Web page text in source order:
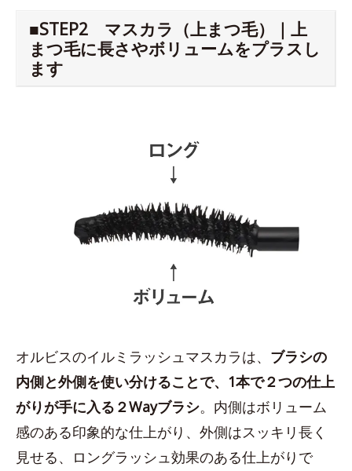
■STEP2 マスカラ（上まつ毛）｜上
まつ毛に長さやボリュームをプラスし
ます
オルビスのイルミラッシュマスカラは、 ブラシの
内側と外側を使い分けることで、1本で２つの仕上
がりが手に入る２Wayブラシ。内側はボリューム
感のある印象的な仕上がり、外側はスッキリ長く
見せる、ロングラッシュ効果のある仕上がりで